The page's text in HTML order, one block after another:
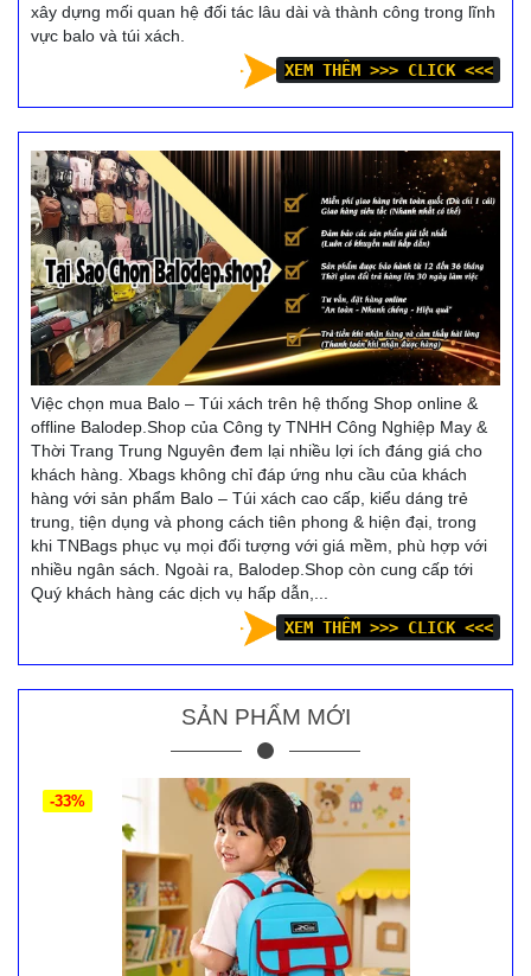
xây dựng mối quan hệ đối tác lâu dài và thành công trong lĩnh
vực balo và túi xách.
XEM THÊM >>> CLICK <<<
Việc chọn mua Balo – Túi xách trên hệ thống Shop online &
offline Balodep.Shop của Công ty TNHH Công Nghiệp May &
Thời Trang Trung Nguyên đem lại nhiều lợi ích đáng giá cho
khách hàng. Xbags không chỉ đáp ứng nhu cầu của khách
hàng với sản phẩm Balo – Túi xách cao cấp, kiểu dáng trẻ
trung, tiện dụng và phong cách tiên phong & hiện đại, trong
khi TNBags phục vụ mọi đối tượng với giá mềm, phù hợp với
nhiều ngân sách. Ngoài ra, Balodep.Shop còn cung cấp tới
Quý khách hàng các dịch vụ hấp dẫn,...
XEM THÊM >>> CLICK <<<
SẢN PHẨM MỚI
-33%